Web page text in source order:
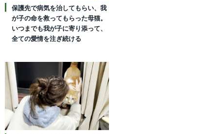
保護先で病気を治してもらい、我
が子の命を救ってもらった母猫。
いつまでも我が子に寄り添って、
全ての愛情を注ぎ続ける